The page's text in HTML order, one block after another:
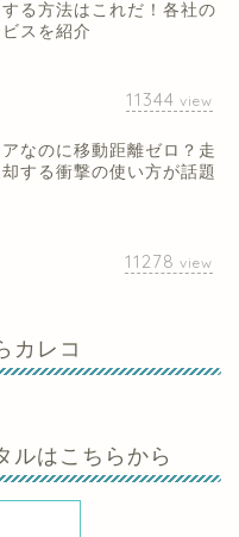
る方法はこれだ！各社の
スを紹介
11344 view
なのに移動距離ゼロ？走
する衝撃の使い方が話題
11278 view
カレコ
ルはこちらから